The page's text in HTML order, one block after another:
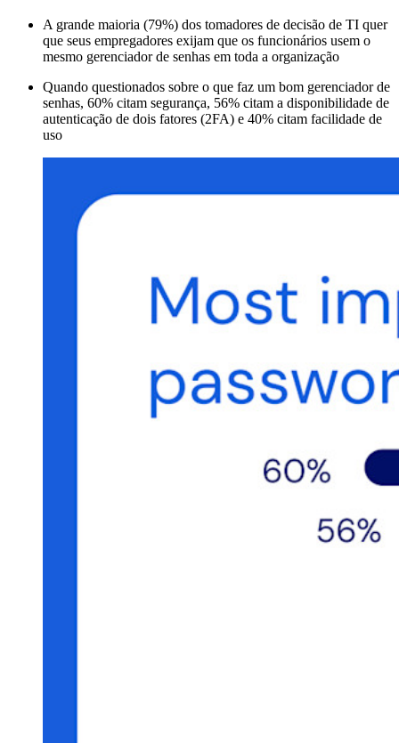
A grande maioria (79%) dos tomadores de decisão de TI quer
que seus empregadores exijam que os funcionários usem o
mesmo gerenciador de senhas em toda a organização
Quando questionados sobre o que faz um bom gerenciador de
senhas, 60% citam segurança, 56% citam a disponibilidade de
autenticação de dois fatores (2FA) e 40% citam facilidade de
uso